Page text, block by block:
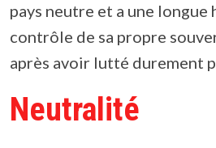
pays neutre et a une longue
contrôle de sa propre
après avoir lutté durement
Neutralité